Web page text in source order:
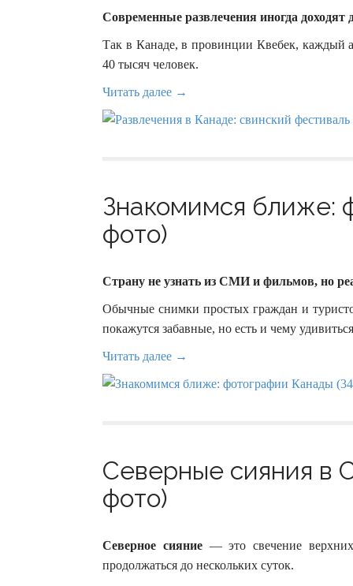
Современные развлечения иногда доходят
Так в Канаде, в провинции Квебек, каждый
40 тысяч человек.
Читать далее →
Знакомимся ближе:
фото)
Страну не узнать из СМИ и фильмов, но
Обычные снимки простых граждан и
покажутся забавные, но есть и чему
Читать далее →
Северные сияния в
фото)
Северное сияние— это свечение верхних
продолжаться до нескольких суток.